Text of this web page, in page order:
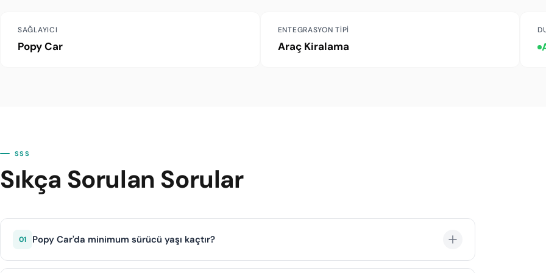
SAĞLAYICI
Popy Car
ENTEGRASYON TIPI
Araç Kiralama
SSS
Sıkça Sorulan Sorular
01 Popy Car'da minimum sürücü yaşı kaçtır?
Popy Car 21 yaş ve üzeri sürücülere hizmet vermektedir. 21-25 yaş arası sürücüler için ek yaş ücreti